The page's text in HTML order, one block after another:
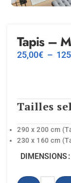
Tapis –
25,00€ –
Tailles
290 x 200 cm
230 x 160 cm
DIMENSIONS